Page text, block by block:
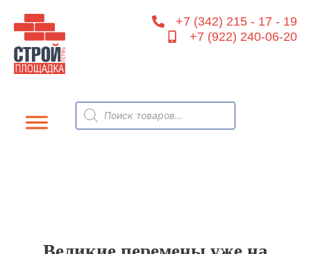
содержимому
+7 (342) 215 - 17 - 19
+7 (922) 240-06-20
Поиск
товаров